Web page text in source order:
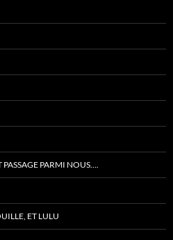
PARMI NOUS….
ET LULU